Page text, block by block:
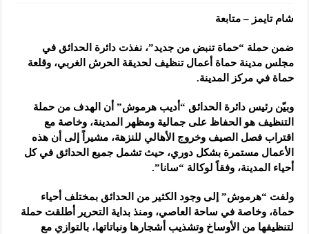
شام تايمز – متابعة
ضمن حملة “حماة تنبض من جديد”، نفذت دائرة الحدائق في
مجلس مدينة حماة أعمال تنظيف لحديقة الحرش الغربي، وقلعة
حماة في مركز المدينة.
وبيّن رئيس دائرة الحدائق “أديب هرموش” أن الهدف من حملة
التنظيف هو الحفاظ على جمالية ومظهر المدينة، وخاصة مع
اقتراب فصل الصيف وخروج الأهالي للنزهة، مشيراً إلى أن هذه
الأعمال مستمرة بشكل دوري، حيث تشمل جميع الحدائق في كل
أحياء المدينة، وفقاً لوكالة “سانا”.
ولفت “هرموش” إلى وجود الكثير من الحدائق بمختلف أحياء
حماة، وخاصة في ساحة العاصي، ومنذ بداية التحرير أطلقت حملة
لتنظيفها من الأوساخ وتشذيب أشجارها ونباتاتها، بالتوازي مع